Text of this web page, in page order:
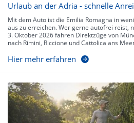
Urlaub an der Adria - schnelle
Mit dem Auto ist die Emilia Romagna in
aus zu erreichen. Wer gerne autofrei reist,
3. Oktober 2026 fahren Direktzüge von
nach Rimini, Riccione und Cattolica ans
Hier mehr erfahren